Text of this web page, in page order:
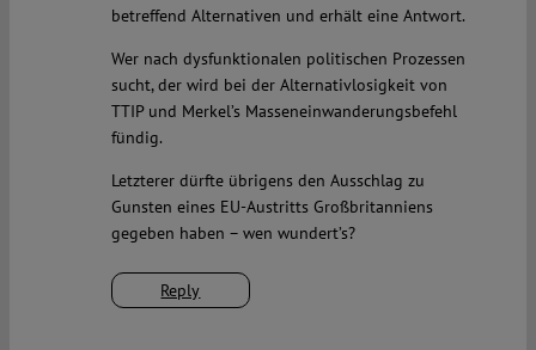
Reply
betreffend Alternativen und erhält eine Antwort.
Wer nach dysfunktionalen politischen Prozessen
sucht, der wird bei der Alternativlosigkeit von
TTIP und Merkel’s Masseneinwanderungsbefehl
fündig.
Letzterer dürfte übrigens den Ausschlag zu
Gunsten eines EU-Austritts Großbritanniens
gegeben haben – wen wundert’s?